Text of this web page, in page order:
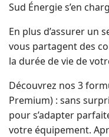
Sud Énergie s’en
En plus d’assurer un
vous partagent des
la durée de vie de
Découvrez nos 3
Premium) : sans
pour s’adapter
votre équipement.